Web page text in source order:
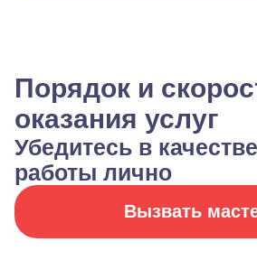
Порядок и
оказания услуг
Убедитесь в
работы лично
Вызвать